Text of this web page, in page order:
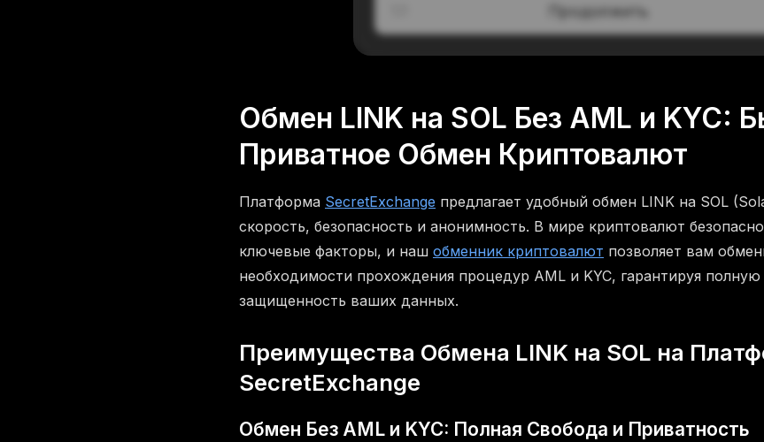
Продолжить
Обмен LINK на SOL Без AML и KYC:
Приватное Обмен Криптовалют
Платформа SecretExchange предлагает удобный обмен LINK на SOL
скорость, безопасность и анонимность. В мире криптовалют
ключевые факторы, и наш обменник криптовалют позволяет вам
необходимости прохождения процедур AML и KYC, гарантируя
защищенность ваших данных.
Преимущества Обмена LINK на SOL на
SecretExchange
Обмен Без AML и KYC: Полная Свобода и Приватность